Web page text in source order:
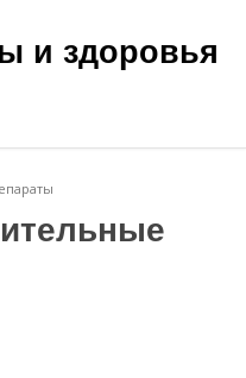
и здоровья